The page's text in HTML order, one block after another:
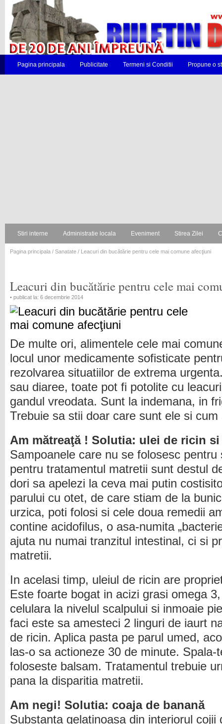
Pagina principala Publicitate Termeni si Conditii Propune o
Stiri interne Administratie locala Eveniment Stirea Zilei
Pagina principala / Sanatate / Leacuri din bucătărie pentru cele mai comune afecţiuni
Leacuri din bucătărie pentru cele mai
• publicat la: 6 decembrie 2014
De multe ori, alimentele cele mai
locul unor medicamente sofisticate
rezolvarea situatiilor de extrema
sau diaree, toate pot fi potolite cu
gandul vreodata. Sunt la indemana, in
Trebuie sa stii doar care sunt ele si
Am mătreaţă ! Solutia: ulei de ricin
Sampoanele care nu se folosesc
pentru tratamentul matretii sunt destul
dori sa apelezi la ceva mai putin
parului cu otet, de care stiam de la
urzica, poti folosi si cele doua remedii
contine acidofilus, o asa-numita
ajuta nu numai tranzitul intestinal, ci si
matretii.
In acelasi timp, uleiul de ricin are
Este foarte bogat in acizi grasi omega
celulara la nivelul scalpului si inmoaie
faci este sa amesteci 2 linguri de iaurt
de ricin. Aplica pasta pe parul umed,
las-o sa actioneze 30 de minute. Spala-
foloseste balsam. Tratamentul trebuie
pana la disparitia matretii.
Am negi! Solutia: coaja de banană
Substanta gelatinoasa din interiorul cojii